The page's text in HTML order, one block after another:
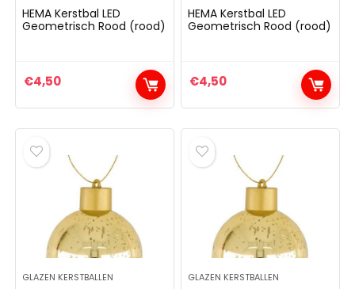
HEMA Kerstbal LED
Geometrisch Rood (rood)
€4,50
HEMA Kerstbal LED
Geometrisch Rood (rood)
€4,50
GLAZEN KERSTBALLEN GLAZEN KERSTBALLEN